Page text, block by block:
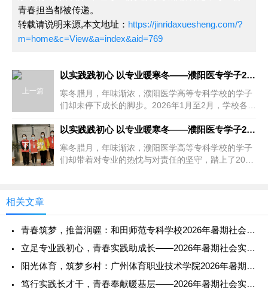
青春担当都被传递。
转载请说明来源,本文地址： https://jinridaxuesheng.com/?
m=home&c=View&a=index&aid=769
上一篇
以实践践初心 以专业暖寒冬——濮阳医专学子2026年寒假实习
寒冬腊月，年味渐浓，濮阳医学高等专科学校的学子
们却未停下成长的脚步。2026年1月至2月，学校各专
下一篇
以实践践初心 以专业暖寒冬——濮阳医专学子2026年寒假实习
寒冬腊月，年味渐浓，濮阳医学高等专科学校的学子
们却带着对专业的热忱与对责任的坚守，踏上了2026
相关文章
青春筑梦，推普润疆：和田师范专科学校2026年暑期社会实践纪
立足专业践初心，青春实践助成长——2026年暑期社会实践报告
阳光体育，筑梦乡村：广州体育职业技术学院2026年暑期社会实
笃行实践长才干，青春奉献暖基层——2026年暑期社会实践报告